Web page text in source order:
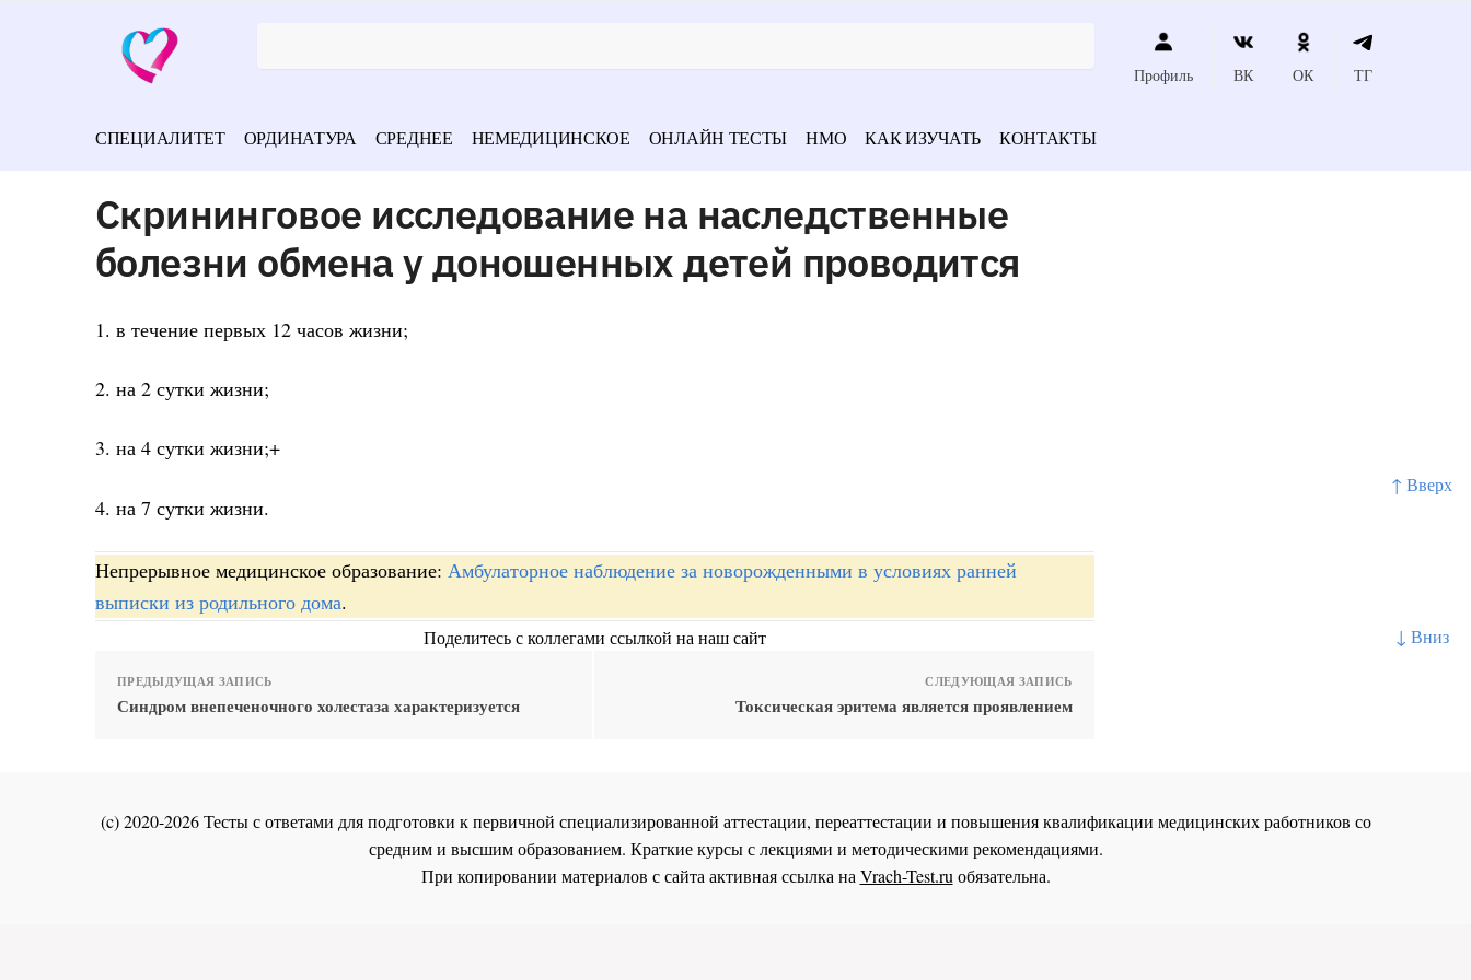
↑ Вверх
↓ Вниз
Профиль ВК ОК ТГ
СПЕЦИАЛИТЕТ ОРДИНАТУРА СРЕДНЕЕ НЕМЕДИЦИНСКОЕ ОНЛАЙН ТЕСТЫ НМО КАК ИЗУЧАТЬ КОНТАКТЫ
Скрининговое исследование на наследственные
болезни обмена у доношенных детей проводится
1. в течение первых 12 часов жизни;
2. на 2 сутки жизни;
3. на 4 сутки жизни;+
4. на 7 сутки жизни.
Непрерывное медицинское образование: Амбулаторное наблюдение за новорожденными в условиях ранней
выписки из родильного дома.
Поделитесь с коллегами ссылкой на наш сайт
ПРЕДЫДУЩАЯ ЗАПИСЬ
Синдром внепеченочного холестаза характеризуется
СЛЕДУЮЩАЯ ЗАПИСЬ
Токсическая эритема является проявлением
(c) 2020-2026 Тесты с ответами для подготовки к первичной специализированной аттестации, переаттестации и повышения квалификации медицинских работников со
средним и высшим образованием. Краткие курсы с лекциями и методическими рекомендациями.
При копировании материалов с сайта активная ссылка наVrach-Test.ruобязательна.